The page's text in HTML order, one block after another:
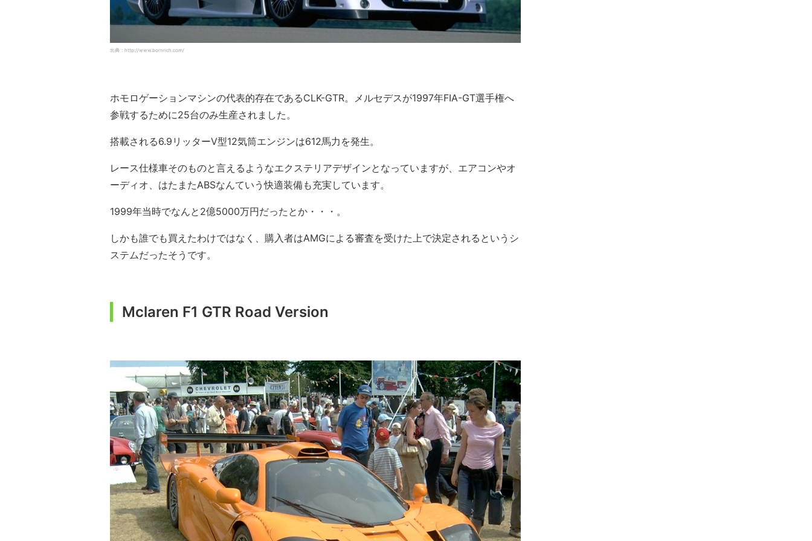
出典：http://www.bornrich.com/
ホモロゲーションマシンの代表的存在であるCLK-GTR。メルセデスが1997年FIA-GT選手権へ
参戦するために25台のみ生産されました。
搭載される6.9リッターV型12気筒エンジンは612馬力を発生。
レース仕様車そのものと言えるようなエクステリアデザインとなっていますが、エアコンやオ
ーディオ、はたまたABSなんていう快適装備も充実しています。
1999年当時でなんと2億5000万円だったとか・・・。
しかも誰でも買えたわけではなく、購入者はAMGによる審査を受けた上で決定されるというシ
ステムだったそうです。
Mclaren F1 GTR Road Version